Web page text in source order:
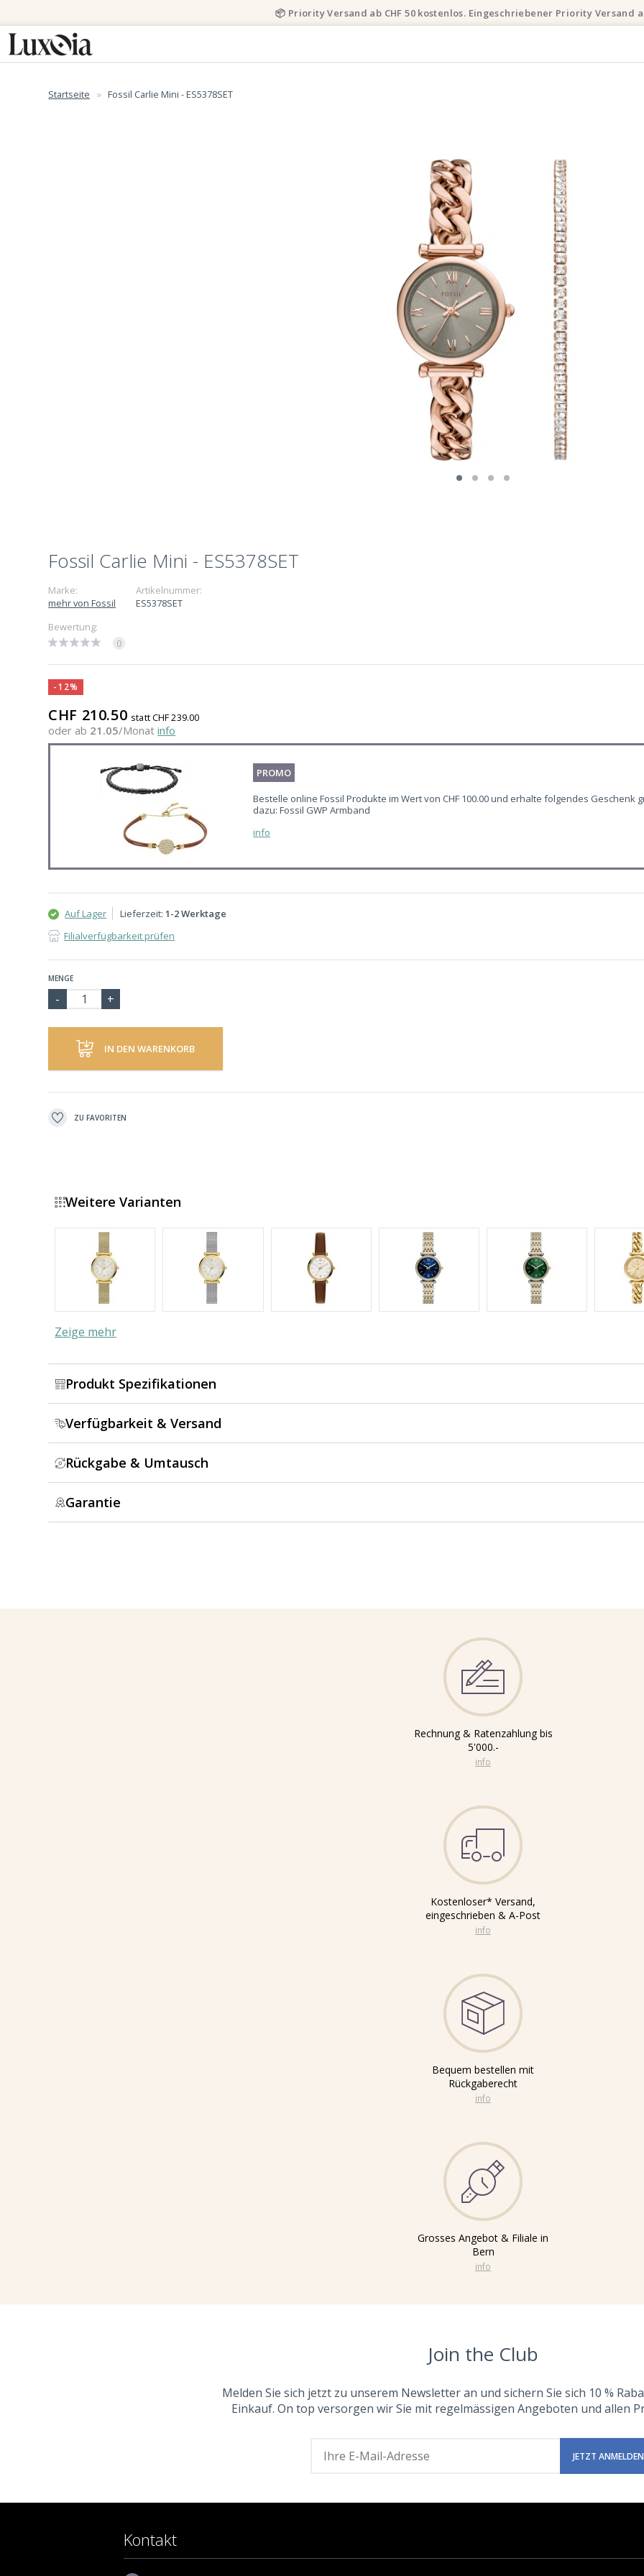
Startseite Fossil Carlie Mini - ES5378SET
Fossil Carlie Mini - ES5378SET
Marke:
mehr von Fossil
Artikelnummer:
ES5378SET
Bewertung:
0
-12%
CHF 210.50 statt CHF 239.00
oder ab 21.05/Monat info
PROMO
Bestelle online Fossil Produkte im Wert von CHF 100.00 und erhalte folgendes Geschenk
dazu: Fossil GWP Armband
info
Auf Lager Lieferzeit:1-2 Werktage
Filialverfügbarkeit prüfen
MENGE
IN DEN WARENKORB
ZU FAVORITEN
Weitere Varianten
Zeige mehr
Produkt Spezifikationen
Verfügbarkeit & Versand
Rückgabe & Umtausch
Garantie
Rechnung & Ratenzahlung bis
5'000.-
info
Kostenloser* Versand,
eingeschrieben & A-Post
info
Bequem bestellen mit
Rückgaberecht
info
Grosses Angebot & Filiale in
Bern
info
Join the Club
Melden Sie sich jetzt zu unserem Newsletter an und sichern Sie sich 10 %
Einkauf. On top versorgen wir Sie mit regelmässigen Angeboten und allen
Kontakt
📦 Priority Versand ab CHF 50 kostenlos. Eingeschriebener Priority Versand